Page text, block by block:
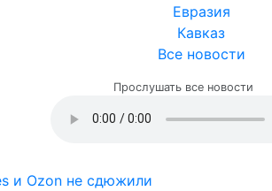
Евразия
Кавказ
Все новости
Прослушать все новости
и Ozon не сдюжили